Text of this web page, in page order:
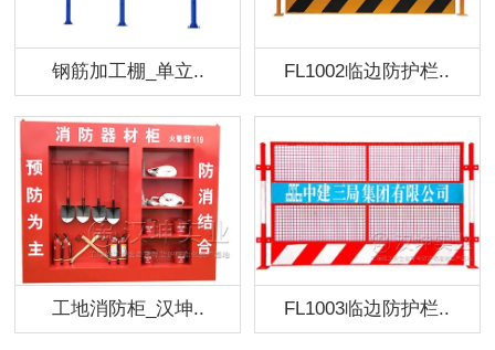
钢筋加工棚_单立.. FL1002临边防护栏..
工地消防柜_汉坤.. FL1003临边防护栏..